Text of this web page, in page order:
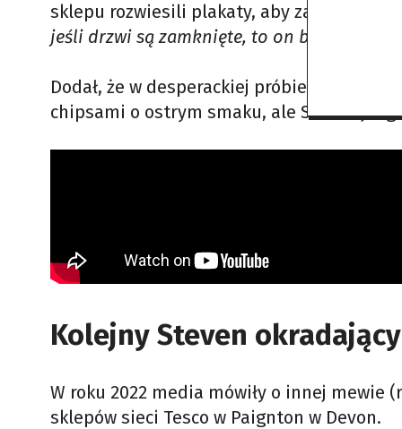
sklepu rozwiesili plakaty, aby zachęcić
jeśli drzwi są zamknięte, to on będzie
Dodał, że w desperackiej próbie
chipsami o ostrym smaku, ale Steven je
Kolejny Steven
W roku 2022 media mówiły o innej mewie
sklepów sieci Tesco w Paignton w Devon.